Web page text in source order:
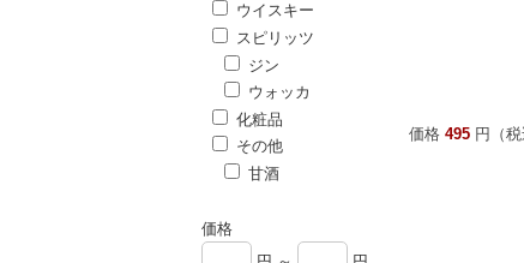
価格 495 円（税
ウイスキー
スピリッツ
ジン
ウォッカ
化粧品
その他
甘酒
価格